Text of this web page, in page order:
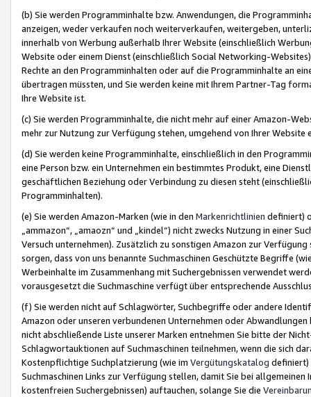
(b) Sie werden Programminhalte bzw. Anwendungen, die
anzeigen, weder verkaufen noch weiterverkaufen, weitergeben,
innerhalb von Werbung außerhalb Ihrer Website (einschließlich
Website oder einem Dienst (einschließlich Social Networking-
Rechte an den Programminhalten oder auf die Programminhalte an
übertragen müssten, und Sie werden keine mit Ihrem Partner-Tag
Ihre Website ist.
(c) Sie werden Programminhalte, die nicht mehr auf einer Amazon-
mehr zur Nutzung zur Verfügung stehen, umgehend von Ihrer
(d) Sie werden keine Programminhalte, einschließlich in den
eine Person bzw. ein Unternehmen ein bestimmtes Produkt, eine
geschäftlichen Beziehung oder Verbindung zu diesen steht
Programminhalten).
(e) Sie werden Amazon-Marken (wie in den Markenrichtlinien definiert)
„ammazon“, „amaozn“ und „kindel“) nicht zwecks Nutzung in einer
Versuch unternehmen). Zusätzlich zu sonstigen Amazon zur
sorgen, dass von uns benannte Suchmaschinen Geschützte Begriffe
Werbeinhalte im Zusammenhang mit Suchergebnissen verwendet
vorausgesetzt die Suchmaschine verfügt über entsprechende
(f) Sie werden nicht auf Schlagwörter, Suchbegriffe oder andere
Amazon oder unseren verbundenen Unternehmen oder
nicht abschließende Liste unserer Marken entnehmen Sie bitte der
Schlagwortauktionen auf Suchmaschinen teilnehmen, wenn die sich
Kostenpflichtige Suchplatzierung (wie im Vergütungskatalog definiert)
Suchmaschinen Links zur Verfügung stellen, damit Sie bei
kostenfreien Suchergebnissen) auftauchen, solange Sie die